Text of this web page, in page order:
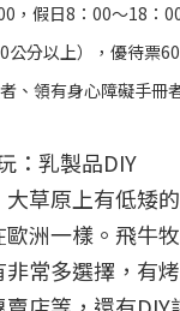
，假日8：00～18：
公分以上），優待票
、領有身心障礙手冊
：乳製品DIY
草原上有低矮
洲一樣。飛牛
常多選擇，有